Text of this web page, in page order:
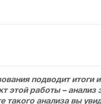
подводит итоги
этой работы – анализ
такого анализа вы